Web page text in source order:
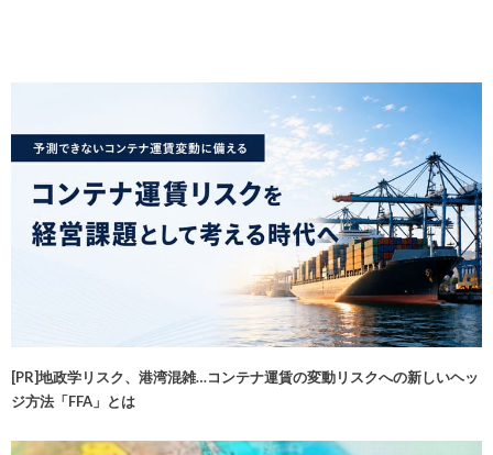
[PR]地政学リスク、港湾混雑…コンテナ運賃の変動リスクへの新しいヘッ
ジ方法「FFA」とは